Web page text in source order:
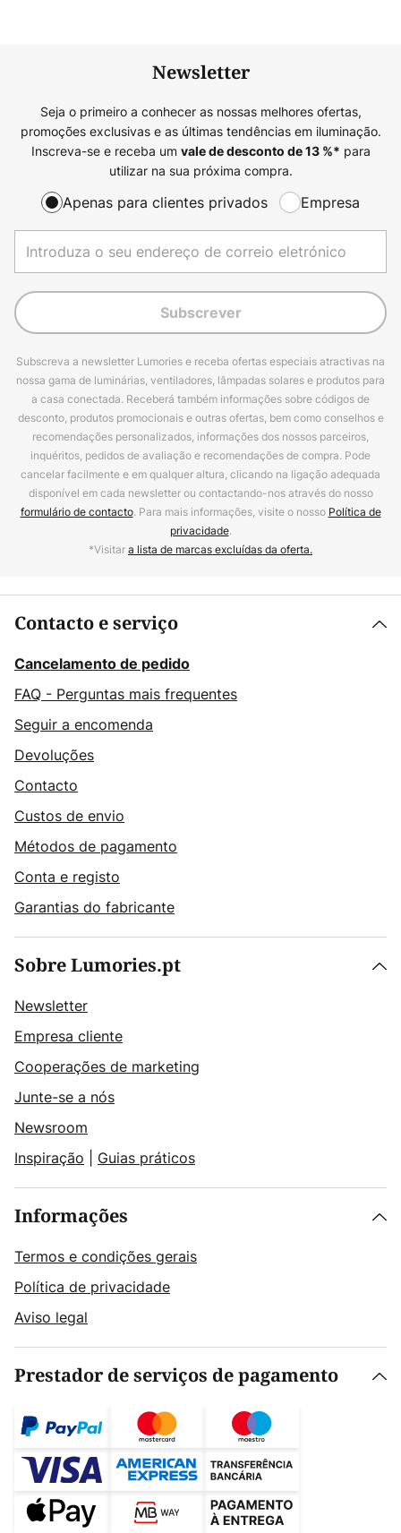
Newsletter
Seja o primeiro a conhecer as nossas melhores ofertas,
promoções exclusivas e as últimas tendências em iluminação.
Inscreva-se e receba um vale de desconto de13%* para
utilizar na sua próxima compra.
Apenas para clientes privados Empresa
Subscrever
Subscreva a newsletter Lumories e receba ofertas especiais atractivas na
nossa gama de luminárias, ventiladores, lâmpadas solares e produtos para
a casa conectada. Receberá também informações sobre códigos de
desconto, produtos promocionais e outras ofertas, bem como conselhos e
recomendações personalizados, informações dos nossos parceiros,
inquéritos, pedidos de avaliação e recomendações de compra. Pode
cancelar facilmente e em qualquer altura, clicando na ligação adequada
disponível em cada newsletter ou contactando-nos através do nosso
formulário de contacto. Para mais informações, visite o nosso Política de
privacidade.
*Visitara lista de marcas excluídas da oferta.
Contacto e serviço
Cancelamento de pedido
FAQ - Perguntas mais frequentes
Seguir a encomenda
Devoluções
Contacto
Custos de envio
Métodos de pagamento
Conta e registo
Garantias do fabricante
Sobre Lumories.pt
Newsletter
Empresa cliente
Cooperações de marketing
Junte-se a nós
Newsroom
Inspiração
Guias práticos
Informações
Termos e condições gerais
Política de privacidade
Aviso legal
Prestador de serviços de pagamento